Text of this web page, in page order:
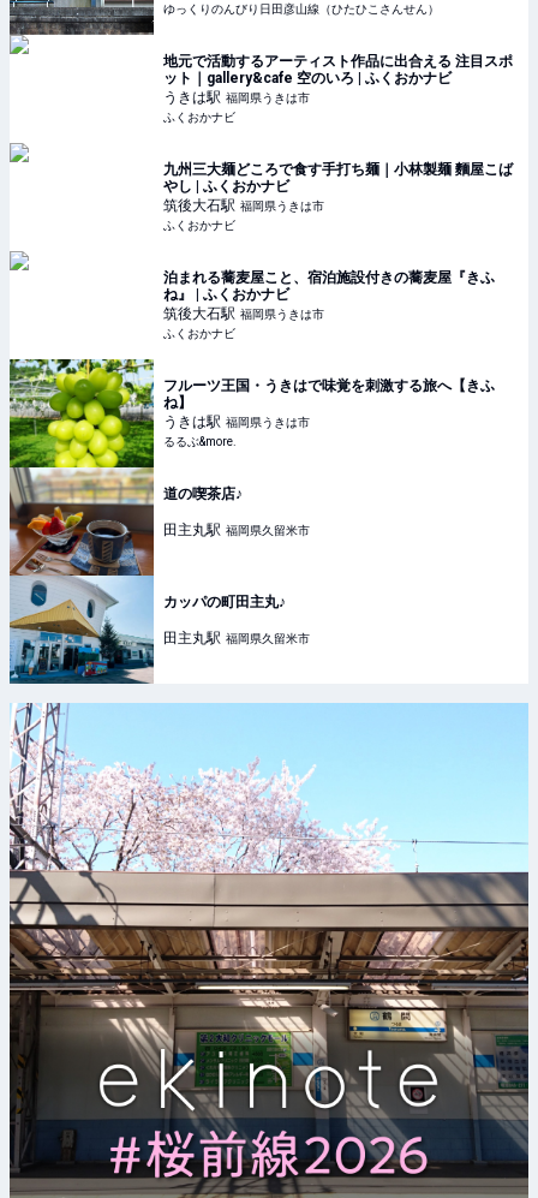
ゆっくりのんびり日田彦山線（ひたひこさんせん）
地元で活動するアーティスト作品に出合える 注目スポ
ット｜gallery&cafe 空のいろ | ふくおかナビ
うきは駅 福岡県うきは市
ふくおかナビ
九州三大麺どころで食す手打ち麺｜小林製麺 麵屋こば
やし | ふくおかナビ
筑後大石駅 福岡県うきは市
ふくおかナビ
泊まれる蕎麦屋こと、宿泊施設付きの蕎麦屋『きふ
ね』 | ふくおかナビ
筑後大石駅 福岡県うきは市
ふくおかナビ
フルーツ王国・うきはで味覚を刺激する旅へ【きふ
ね】
うきは駅 福岡県うきは市
るるぶ&more.
道の喫茶店♪
田主丸駅 福岡県久留米市
カッパの町田主丸♪
田主丸駅 福岡県久留米市